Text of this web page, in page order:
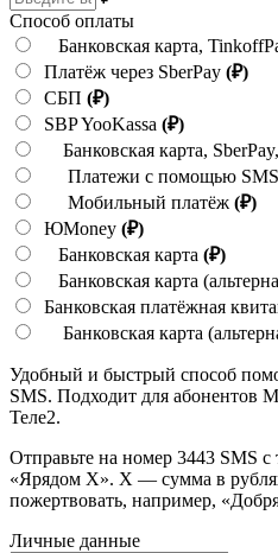
Способ оплаты
Банковская карта,
Платёж через SberPay (₽)
СБП (₽)
SBP YooKassa (₽)
Банковская карта,
Платежи с помощью SMS
Мобильный платёж (₽)
ЮMoney (₽)
Банковская карта (₽)
Банковская карта
Банковская платёжная
Банковская карта
Удобный и быстрый способ
SMS. Подходит для абонентов
Теле2.
Отправьте на номер 3443 SMS
«Ярядом X». Х — сумма в
пожертвовать, например,
Личные данные